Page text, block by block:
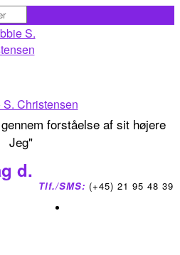
Christensen
forståelse af sit højere
Jeg"
Tlf./SMS: (+45) 21 95 48 39
d.